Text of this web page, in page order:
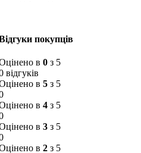
покупців
в 0 з 5
відгуків
в 5 з 5
в 4 з 5
в 3 з 5
в 2 з 5